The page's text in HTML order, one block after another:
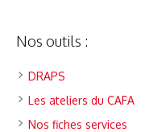
Nos outils :
DRAPS
Les ateliers du CAFA
Nos fiches services